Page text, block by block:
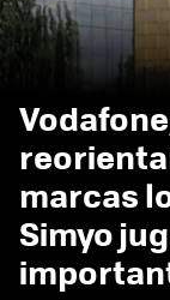
marcas
Simyo